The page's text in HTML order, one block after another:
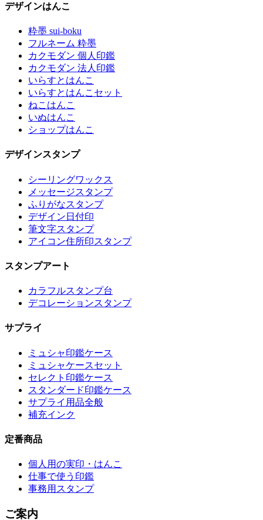
デザインはんこ
粋墨 sui-boku
フルネーム 粋墨
カクモダン 個人印鑑
カクモダン 法人印鑑
いらすとはんこ
いらすとはんこセット
ねこはんこ
いぬはんこ
ショップはんこ
デザインスタンプ
シーリングワックス
メッセージスタンプ
ふりがなスタンプ
デザイン日付印
筆文字スタンプ
アイコン住所印スタンプ
スタンプアート
カラフルスタンプ台
デコレーションスタンプ
サプライ
ミュシャ印鑑ケース
ミュシャケースセット
セレクト印鑑ケース
スタンダード印鑑ケース
サプライ用品全般
補充インク
定番商品
個人用の実印・はんこ
仕事で使う印鑑
事務用スタンプ
ご案内